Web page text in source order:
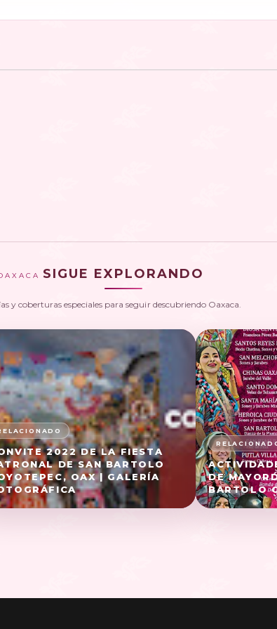
SIGUE EXPLORANDO
y coberturas especiales para seguir descubriendo Oaxaca.
2022 DE LA FIESTA
DE SAN BARTOLO
OAX | GALERÍA
DE
BARTOLO